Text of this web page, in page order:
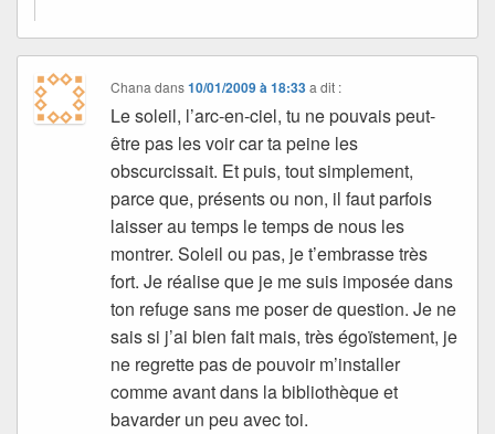
Chanadans10/01/2009 à 18:33 a dit :
Le soleil, l’arc-en-ciel, tu ne pouvais peut-
être pas les voir car ta peine les
obscurcissait. Et puis, tout simplement,
parce que, présents ou non, il faut parfois
laisser au temps le temps de nous les
montrer. Soleil ou pas, je t’embrasse très
fort. Je réalise que je me suis imposée dans
ton refuge sans me poser de question. Je ne
sais si j’ai bien fait mais, très égoïstement, je
ne regrette pas de pouvoir m’installer
comme avant dans la bibliothèque et
bavarder un peu avec toi.